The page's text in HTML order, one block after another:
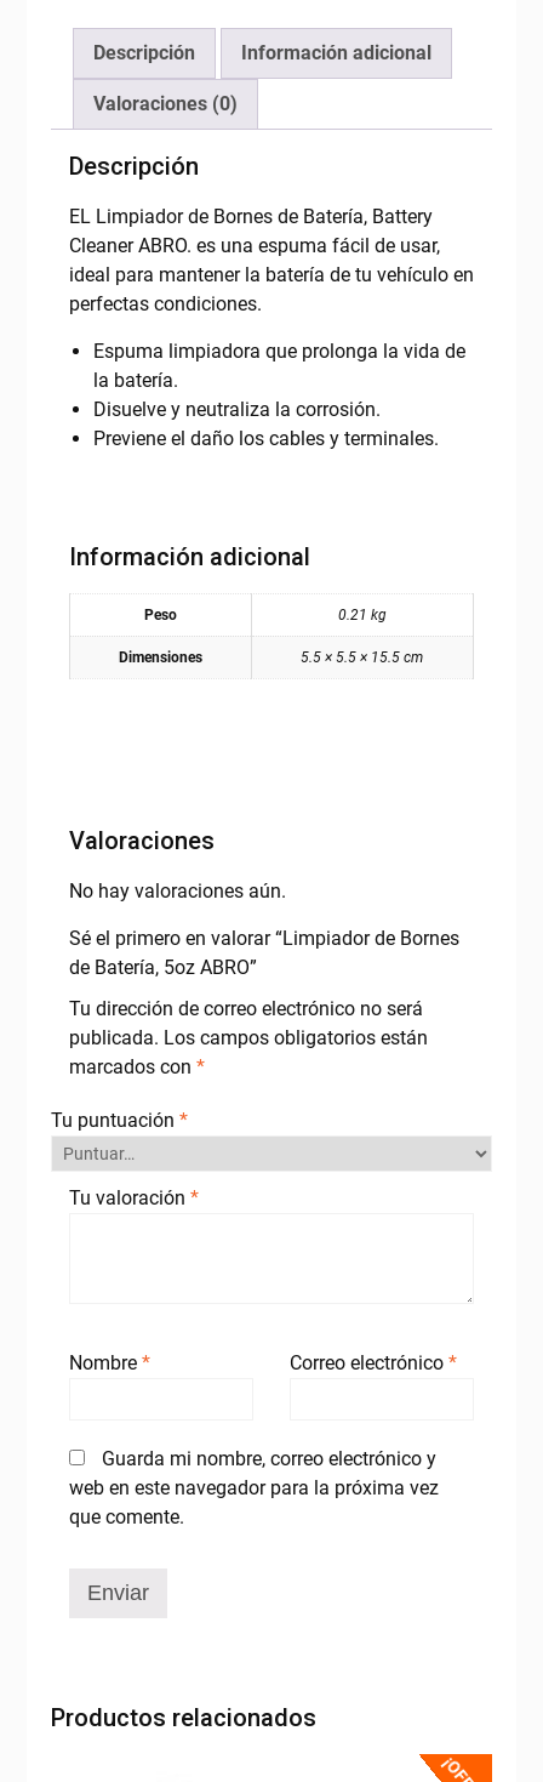
Descripción Información adicional
Valoraciones (0)
Descripción
EL Limpiador de Bornes de Batería, Battery
Cleaner ABRO. es una espuma fácil de usar,
ideal para mantener la batería de tu vehículo en
perfectas condiciones.
Espuma limpiadora que prolonga la vida de
la batería.
Disuelve y neutraliza la corrosión.
Previene el daño los cables y terminales.
Información adicional
Peso 0.21 kg
Dimensiones 5.5 × 5.5 × 15.5 cm
Valoraciones
No hay valoraciones aún.
Sé el primero en valorar “Limpiador de Bornes
de Batería, 5oz ABRO”
Tu dirección de correo electrónico no será
publicada. Los campos obligatorios están
marcados con *
Tu puntuación *
Tu valoración *
Nombre * Correo electrónico *
Guarda mi nombre, correo electrónico y
web en este navegador para la próxima vez
que comente.
Productos relacionados